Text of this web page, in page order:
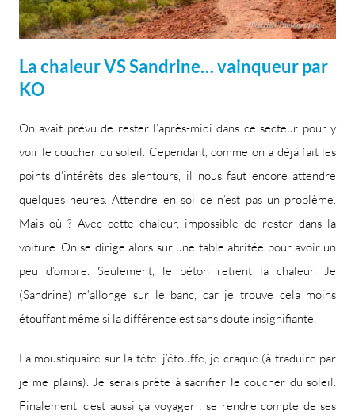
La chaleur VS Sandrine… vainqueur par
KO
On avait prévu de rester l’après-midi dans ce secteur pour y
voir le coucher du soleil. Cependant, comme on a déjà fait les
points d’intérêts des alentours, il nous faut encore attendre
quelques heures. Attendre en soi ce n’est pas un problème.
Mais où ? Avec cette chaleur, impossible de rester dans la
voiture. On se dirige alors sur une table abritée pour avoir un
peu d’ombre. Seulement, le béton retient la chaleur. Je
(Sandrine) m’allonge sur le banc, car je trouve cela moins
étouffant même si la différence est sans doute insignifiante.
La moustiquaire sur la tête, j’étouffe, je craque (à traduire par
je me plains). Je serais prête à sacrifier le coucher du soleil.
Finalement, c’est aussi ça voyager : se rendre compte de ses